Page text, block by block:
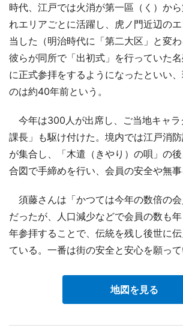
時代、江戸では火消が第一區（く）か
れエリアごとに活躍し、虎ノ門近辺の
当した（明治時代に「第二大区」と変わ
彼らが同所で「出初式」を行っていた
に正式参拝をするようになったといい
のは約40年前という。
今年は300人が出席し、ご当地キャラ
課長」も駆け付けた。境内では江戸消
が集合し、「木遣（きやり）の唄」の
合図で手締めを行い、会員の安全や無事
須藤さんは「かつては今年の数倍の
だったが、人口減少などで会員の数も
年参拝することで、伝統を残し後世に
ている。一番は街の安全と安心を願って
地図を見る